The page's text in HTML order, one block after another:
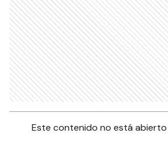
Este contenido no está